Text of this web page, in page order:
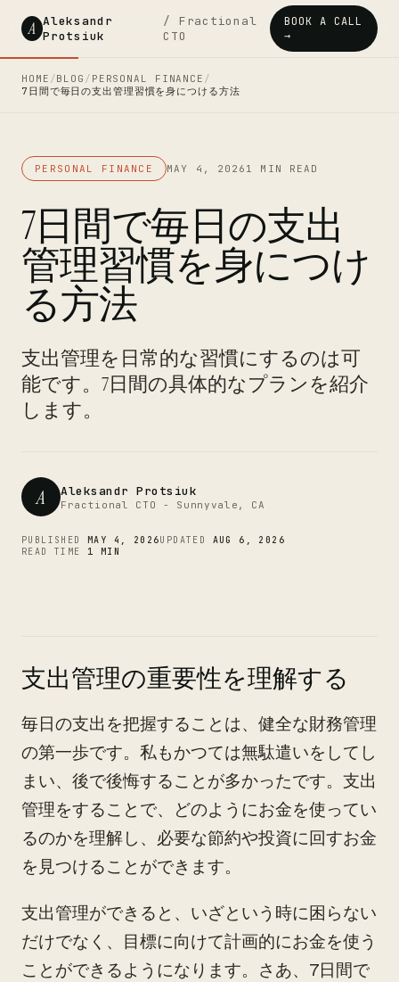
A Aleksandr
Protsiuk
/ Fractional
CTO
BOOK A CALL
→
HOME /BLOG / PERSONAL FINANCE /
7日間で毎日の支出管理習慣を身につける方法
PERSONAL FINANCE MAY 4, 2026 1 MIN READ
7日間で毎日の支出
管理習慣を身につけ
る方法
支出管理を日常的な習慣にするのは可
能です。7日間の具体的なプランを紹介
します。
A Aleksandr Protsiuk
Fractional CTO - Sunnyvale, CA
PUBLISHED MAY 4, 2026UPDATED AUG 6, 2026
READ TIME 1 MIN
支出管理の重要性を理解する
毎日の支出を把握することは、健全な財務管理
の第一歩です。私もかつては無駄遣いをしてし
まい、後で後悔することが多かったです。支出
管理をすることで、どのようにお金を使ってい
るのかを理解し、必要な節約や投資に回すお金
を見つけることができます。
支出管理ができると、いざという時に困らない
だけでなく、目標に向けて計画的にお金を使う
ことができるようになります。さあ、7日間で